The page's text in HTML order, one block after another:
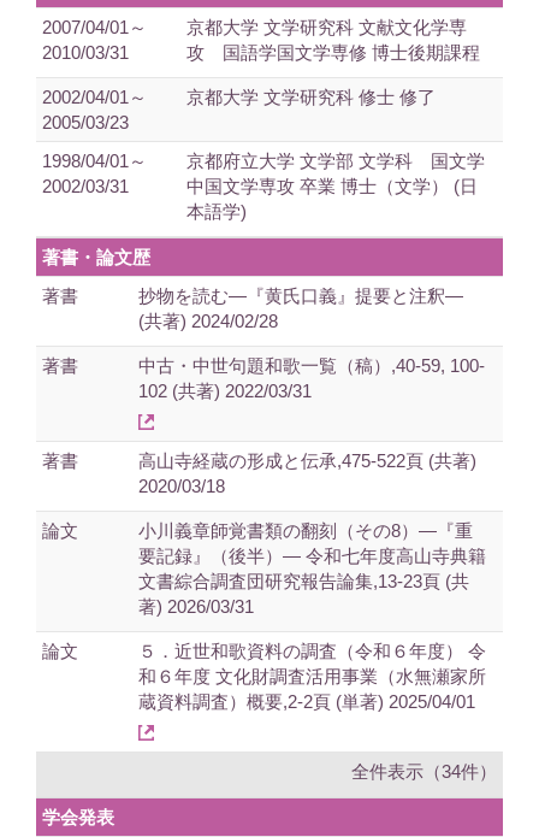
2007/04/01～
2010/03/31
京都大学 文学研究科 文献文化学専
攻 国語学国文学専修 博士後期課程
2002/04/01～
2005/03/23
京都大学 文学研究科 修士 修了
1998/04/01～
2002/03/31
京都府立大学 文学部 文学科 国文学
中国文学専攻 卒業 博士（文学） (日
本語学)
著書・論文歴
著書
抄物を読む―『黄氏口義』提要と注釈―
(共著) 2024/02/28
著書
中古・中世句題和歌一覧（稿）,40-59, 100-
102 (共著) 2022/03/31
著書
高山寺経蔵の形成と伝承,475-522頁 (共著)
2020/03/18
論文
小川義章師覚書類の翻刻（その8）―『重
要記録』（後半）― 令和七年度高山寺典籍
文書綜合調査団研究報告論集,13-23頁 (共
著) 2026/03/31
論文
５．近世和歌資料の調査（令和６年度） 令
和６年度 文化財調査活用事業（水無瀬家所
蔵資料調査）概要,2-2頁 (単著) 2025/04/01
全件表示（34件）
学会発表